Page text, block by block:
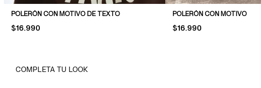
POLERÓN CON MOTIVO DE TEXTO
PRICE:
$16.990
POLERÓN CON MOTIVO
PRICE:
$16.990
COMPLETA TU LOOK